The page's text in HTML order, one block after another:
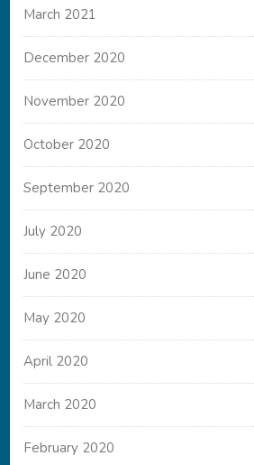
March 2021
December 2020
November 2020
October 2020
September 2020
July 2020
June 2020
May 2020
April 2020
March 2020
February 2020